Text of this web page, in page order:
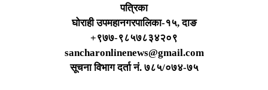
पत्रिका
घोराही उपमहानगरपालिका-१५, दाङ
+९७७-९८५७८३४२०९
sancharonlinenews@gmail.com
सूचना विभाग दर्ता न‌ं. ७८५/०७४-७५